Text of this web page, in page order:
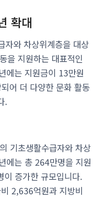
확대
자와 차상위계층을 대상
을 지원하는 대표적인
에는 지원금이 13만원
어 더 다양한 문화 활동
.
기초생활수급자와 차상
에는 총 264만명을 지원
이 증가한 규모입니다.
2,636억원과 지방비